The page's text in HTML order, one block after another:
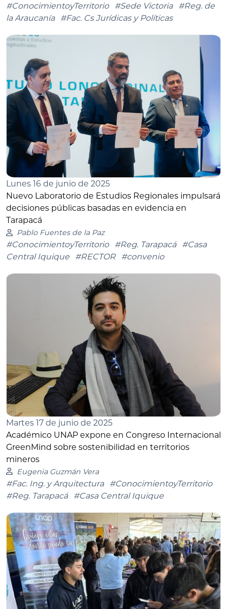
#ConocimientoyTerritorio #Sede Victoria
#Reg. de
la Araucanía
#Fac. Cs Jurídicas y Políticas
Lunes 16 de junio de 2025
Nuevo Laboratorio de Estudios Regionales impulsará
decisiones públicas basadas en evidencia en
Tarapacá
Pablo Fuentes de la Paz
#ConocimientoyTerritorio #Reg. Tarapacá
#Casa
Central Iquique
#RECTOR #convenio
Martes 17 de junio de 2025
Académico UNAP expone en Congreso Internacional
GreenMind sobre sostenibilidad en territorios
mineros
Eugenia Guzmán Vera
#Fac. Ing. y Arquitectura
#ConocimientoyTerritorio
#Reg. Tarapacá
#Casa Central Iquique